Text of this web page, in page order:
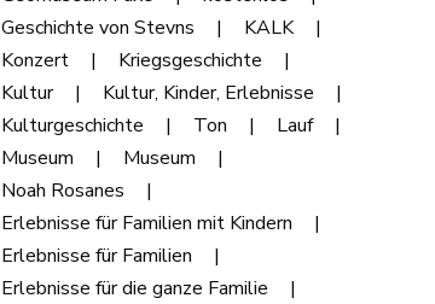
Geschichte von Stevns
KALK
Konzert
Kriegsgeschichte
Kultur
Kultur, Kinder, Erlebnisse
Kulturgeschichte
Ton
Lauf
Museum
Museum
Noah Rosanes
Erlebnisse für Familien mit Kindern
Erlebnisse für Familien
Erlebnisse für die ganze Familie